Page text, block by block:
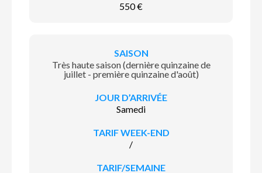
550 €
Très haute saison (dernière quinzaine de
juillet - première quinzaine d'août)
Samedi
/